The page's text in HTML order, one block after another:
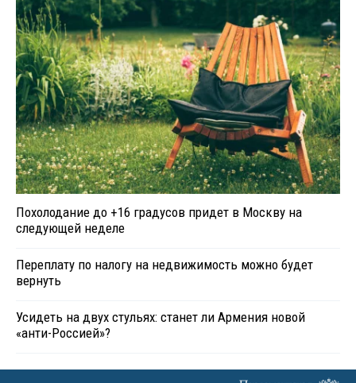
Похолодание до +16 градусов придет в Москву на
следующей неделе
Переплату по налогу на недвижимость можно будет
вернуть
Усидеть на двух стульях: станет ли Армения новой
«анти-Россией»?